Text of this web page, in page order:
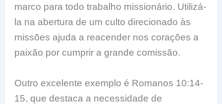
marco para todo trabalho missionário. Utilizá-
la na abertura de um culto direcionado às
missões ajuda a reacender nos corações a
paixão por cumprir a grande comissão.
Outro excelente exemplo é Romanos 10:14-
15, que destaca a necessidade de